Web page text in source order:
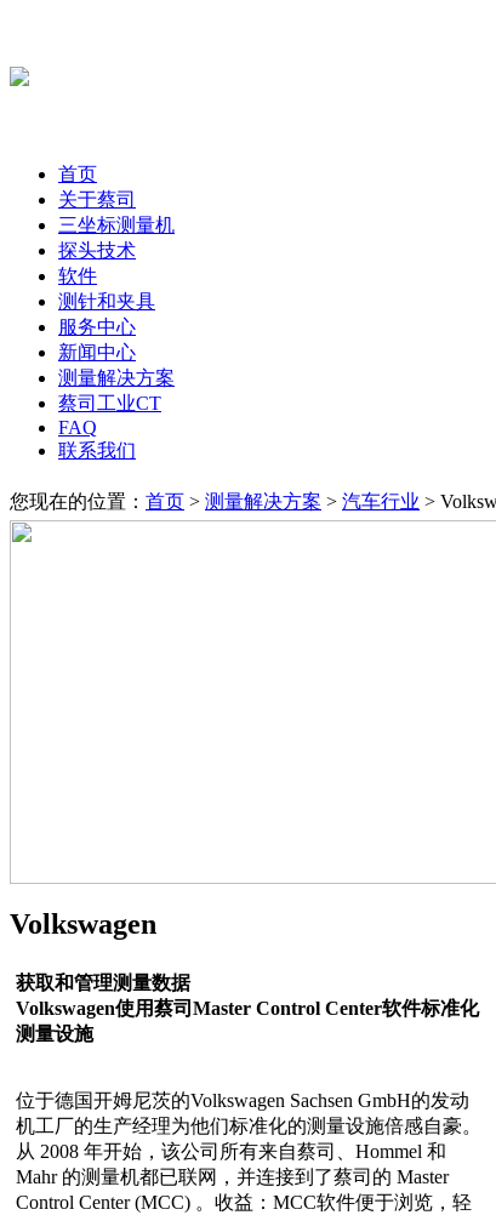
首页
关于蔡司
三坐标测量机
探头技术
软件
测针和夹具
服务中心
新闻中心
测量解决方案
蔡司工业CT
FAQ
联系我们
您现在的位置： 首页 > 测量解决方案 > 汽车行业 >
Volkswagen
获取和管理测量数据
Volkswagen使用蔡司Master Control Center软件标准化
测量设施
位于德国开姆尼茨的Volkswagen Sachsen GmbH的发动
机工厂的生产经理为他们标准化的测量设施倍感自豪。
从 2008 年开始，该公司所有来自蔡司、Hommel 和
Mahr 的测量机都已联网，并连接到了蔡司的 Master
Control Center (MCC) 。收益：MCC软件便于浏览，轻